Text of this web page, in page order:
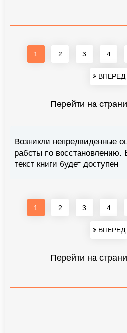
1 2 3 4
ВПЕРЕД
Перейти на
Возникли непредвиденные
работы по
текст книги будет доступен
1 2 3 4
ВПЕРЕД
Перейти на